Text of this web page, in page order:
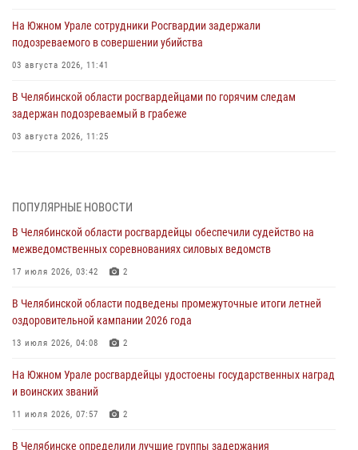
На Южном Урале сотрудники Росгвардии задержали
подозреваемого в совершении убийства
03 августа 2026, 11:41
В Челябинской области росгвардейцами по горячим следам
задержан подозреваемый в грабеже
03 августа 2026, 11:25
03 августа 2026, 09:22 1
Авиация Росгвардии совершила более 250 санитарных вылетов в
Донецкой Народной Республике
31 июля 2026, 11:33
Росгвардия обеспечивает безопасность граждан на южном
направлении
31 июля 2026, 11:32
В Уральском округе Росгвардии состоялось заседание
оперативного штаба
30 июля 2026, 10:53
ПОПУЛЯРНЫЕ НОВОСТИ
В Челябинской области росгвардейцы обеспечили судейство на
межведомственных соревнованиях силовых ведомств
17 июля 2026, 03:42 2
В Челябинской области подведены промежуточные итоги летней
оздоровительной кампании 2026 года
13 июля 2026, 04:08 2
На Южном Урале росгвардейцы удостоены государственных наград
и воинских званий
11 июля 2026, 07:57 2
В Челябинске определили лучшие группы задержания